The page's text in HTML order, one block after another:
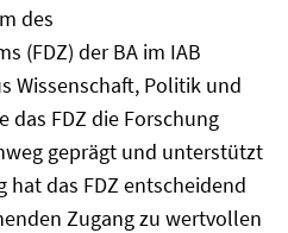
des
(FDZ) der BA im IAB
Wissenschaft, Politik und
das FDZ die Forschung
geprägt und unterstützt
hat das FDZ entscheidend
Zugang zu wertvollen